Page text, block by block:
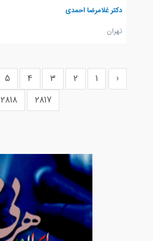
دکتر غلامرضا احمدی
تهران
‹
1
2
3
4
5
2817
2818